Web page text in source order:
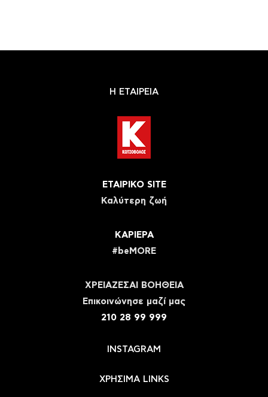
Η ΕΤΑΙΡΕΙΑ
ΕΤΑΙΡΙΚΟ SITE
Καλύτερη ζωή
ΚΑΡΙΕΡΑ
#beMORE
ΧΡΕΙΑΖΕΣΑΙ ΒΟΗΘΕΙΑ
Eπικοινώνησε μαζί μας
210 28 99 999
INSTAGRAM
ΧΡΗΣΙΜΑ LINKS